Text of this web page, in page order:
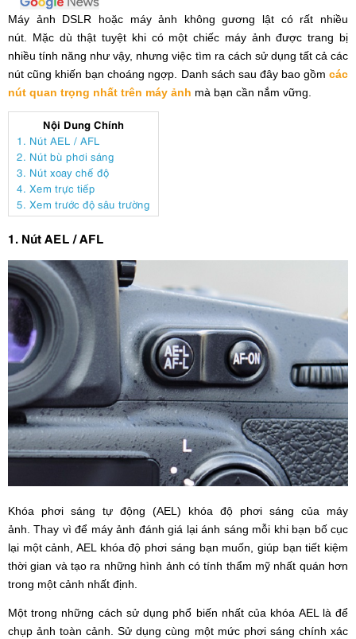
Máy ảnh DSLR hoặc máy ảnh không gương lật có rất nhiều
nút. Mặc dù thật tuyệt khi có một chiếc máy ảnh được trang bị
nhiều tính năng như vậy, nhưng việc tìm ra cách sử dụng tất cả các
nút cũng khiến bạn choáng ngợp. Danh sách sau đây bao gồm các
nút quan trọng nhất trên máy ảnh mà bạn cần nắm vững.
Nội Dung Chính
1. Nút AEL / AFL
2. Nút bù phơi sáng
3. Nút xoay chế độ
4. Xem trực tiếp
5. Xem trước độ sâu trường
1. Nút AEL / AFL
Khóa phơi sáng tự động (AEL) khóa độ phơi sáng của máy
ảnh. Thay vì để máy ảnh đánh giá lại ánh sáng mỗi khi bạn bố cục
lại một cảnh, AEL khóa độ phơi sáng bạn muốn, giúp bạn tiết kiệm
thời gian và tạo ra những hình ảnh có tính thẩm mỹ nhất quán hơn
trong một cảnh nhất định.
Một trong những cách sử dụng phổ biến nhất của khóa AEL là để
chụp ảnh toàn cảnh. Sử dụng cùng một mức phơi sáng chính xác